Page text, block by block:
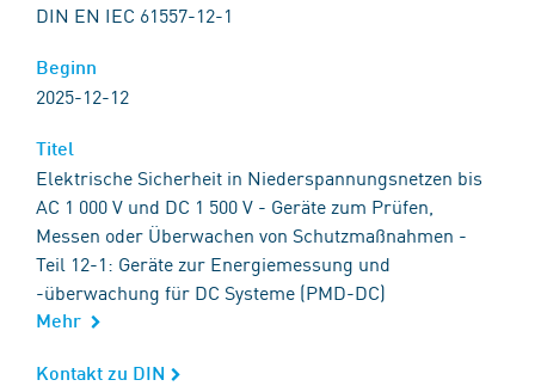
DIN EN IEC 61557-12-1
Beginn
2025-12-12
Titel
Elektrische Sicherheit in Niederspannungsnetzen bis
AC 1 000 V und DC 1 500 V - Geräte zum Prüfen,
Messen oder Überwachen von Schutzmaßnahmen -
Teil 12-1: Geräte zur Energiemessung und
-überwachung für DC Systeme (PMD-DC)
Mehr
Kontakt zu DIN
Kontakt zu DIN